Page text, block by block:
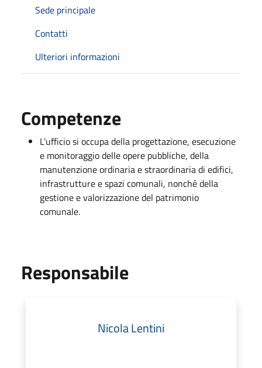
Sede principale
Contatti
Ulteriori informazioni
Competenze
L’ufficio si occupa della progettazione, esecuzione
e monitoraggio delle opere pubbliche, della
manutenzione ordinaria e straordinaria di edifici,
infrastrutture e spazi comunali, nonché della
gestione e valorizzazione del patrimonio
comunale.
Responsabile
Nicola Lentini